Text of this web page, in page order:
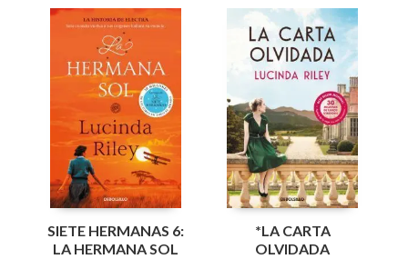
SIETE HERMANAS 6:
LA HERMANA SOL
*LA CARTA
OLVIDADA